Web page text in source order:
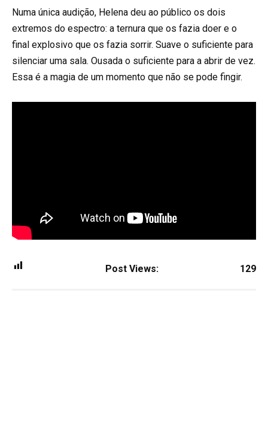
Numa única audição, Helena deu ao público os dois
extremos do espectro: a ternura que os fazia doer e o
final explosivo que os fazia sorrir. Suave o suficiente para
silenciar uma sala. Ousada o suficiente para a abrir de vez.
Essa é a magia de um momento que não se pode fingir.
Post Views: 129